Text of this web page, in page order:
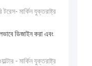
মার্কিন যুক্তরাষ্ট্র
ডিজাইন করা এবং
- মার্কিন যুক্তরাষ্ট্র